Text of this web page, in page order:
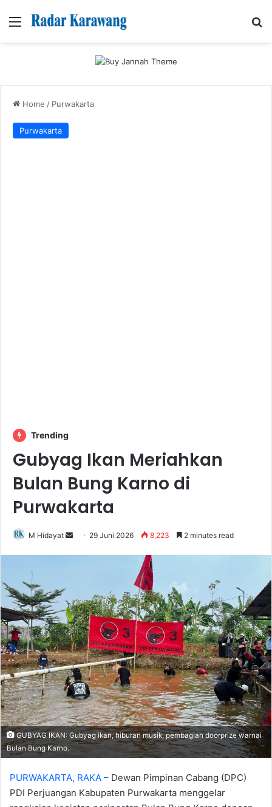
Menu
Home / Purwakarta
Purwakarta
Trending
Gubyag Ikan Meriahkan
Bulan Bung Karno di
Purwakarta
M Hidayat
Send 29 Juni 2026 8,223 2 minutes read
‎GUBYAG IKAN: Gubyag ikan, hiburan musik, pembagian doorprize warnai
Bulan Bung Karno.
PURWAKARTA, RAKA – Dewan Pimpinan Cabang (DPC)
PDI Perjuangan Kabupaten Purwakarta menggelar